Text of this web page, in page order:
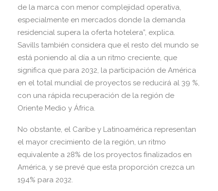
de la marca con menor complejidad operativa,
especialmente en mercados donde la demanda
residencial supera la oferta hotelera”, explica.
Savills también considera que el resto del mundo se
está poniendo al día a un ritmo creciente, que
significa que para 2032, la participación de América
en el total mundial de proyectos se reducirá al 39 %,
con una rápida recuperación de la región de
Oriente Medio y África.
No obstante, el Caribe y Latinoamérica representan
el mayor crecimiento de la región, un ritmo
equivalente a 28% de los proyectos finalizados en
América, y se prevé que esta proporción crezca un
194% para 2032.